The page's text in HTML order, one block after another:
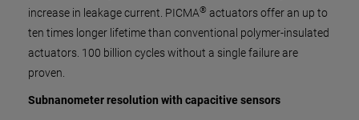
increase in leakage current. PICMA® actuators offer an up to
ten times longer lifetime than conventional polymer-insulated
actuators. 100 billion cycles without a single failure are
proven.
Subnanometer resolution with capacitive sensors